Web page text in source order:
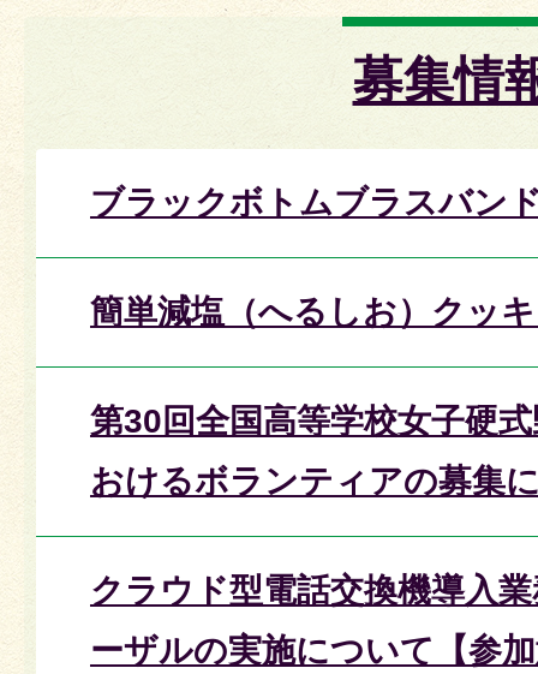
募集情
ブラックボトムブラスバン
簡単減塩（へるしお）クッ
第30回全国高等学校女子硬
おけるボランティアの募集
クラウド型電話交換機導入
ーザルの実施について【参